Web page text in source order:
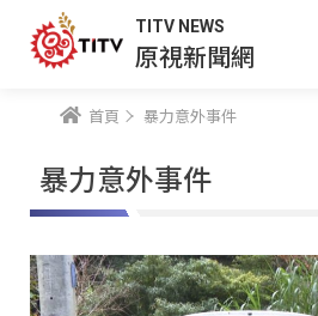
TITV NEWS
原視新聞網
首頁 暴力意外事件
暴力意外事件